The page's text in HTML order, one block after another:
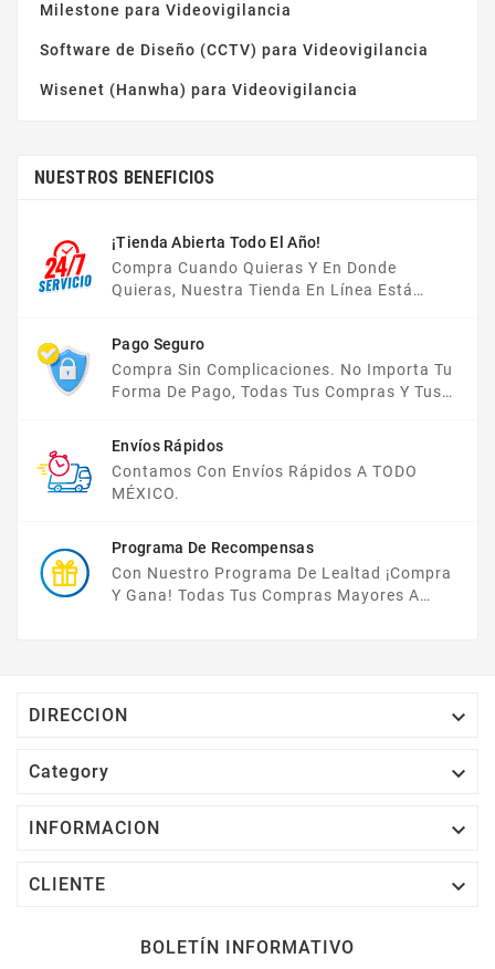
Milestone para Videovigilancia
Software de Diseño (CCTV) para Videovigilancia
Wisenet (Hanwha) para Videovigilancia
NUESTROS BENEFICIOS
¡Tienda Abierta Todo El Año!
Compra Cuando Quieras Y En Donde
Quieras, Nuestra Tienda En Línea Está
Pago Seguro
Compra Sin Complicaciones. No Importa Tu
Forma De Pago, Todas Tus Compras Y Tus
Envíos Rápidos
Contamos Con Envíos Rápidos A TODO
MÉXICO.
Programa De Recompensas
Con Nuestro Programa De Lealtad ¡compra
Y Gana! Todas Tus Compras Mayores A
DIRECCION 
Category 
INFORMACION 
CLIENTE 
BOLETÍN INFORMATIVO